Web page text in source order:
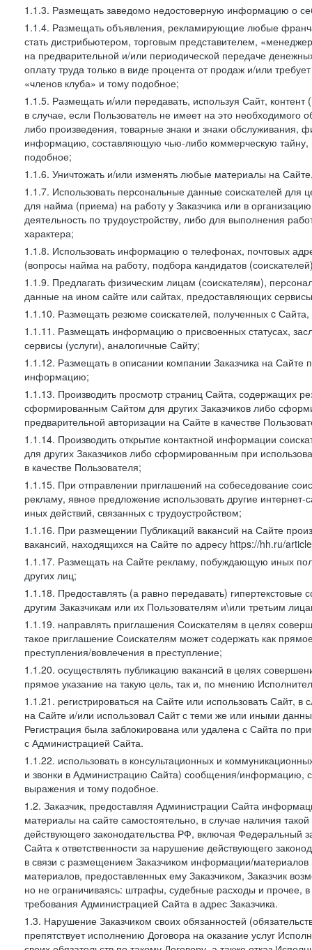
1.1.3. Размещать заведомо недостоверную информацию о
1.1.4. Размещать объявления, рекламирующие любые
стать дистрибьютером, торговым представителем,
на предварительной и/или периодической передаче
оплату труда только в виде процента от продаж и/или
«членов клуба» и тому подобное;
1.1.5. Размещать и/или передавать, используя Сайт,
в случае, если Пользователь не имеет на это
либо произведения, товарные знаки и знаки
информацию, составляющую чью-либо коммерческую тайну,
подобное;
1.1.6. Уничтожать и/или изменять любые материалы на
1.1.7. Использовать персональные данные соискателей для
для найма (приема) на работу у Заказчика или в
деятельность по трудоустройству, либо для выполнения
характера;
1.1.8. Использовать информацию о телефонах, почтовых
(вопросы найма на работу, подбора кандидатов
1.1.9. Предлагать физическим лицам (соискателям),
данные на ином сайте или сайтах, предоставляющих
1.1.10. Размещать резюме соискателей, полученных c
1.1.11. Размещать информацию о присвоенных статусах,
сервисы (услуги), аналогичные Сайту;
1.1.12. Размещать в описании компании Заказчика на Сайте
информацию;
1.1.13. Производить просмотр страниц Сайта, содержащих
сформированным Сайтом для других Заказчиков либо
предварительной авторизации на Сайте в качестве
1.1.14. Производить открытие контактной информации
для других Заказчиков либо сформированным при
в качестве Пользователя;
1.1.15. При отправлении приглашений на собеседование
рекламу, явное предложение использовать другие
иных действий, связанных с трудоустройством;
1.1.16. При размещении Публикаций вакансий на Сайте
вакансий, находящихся на Сайте по адресу https://hh.ru/
1.1.17. Размещать на Сайте рекламу, побуждающую иных
других лиц;
1.1.18. Предоставлять (а равно передавать)
другим Заказчикам или их Пользователям и\или третьим
1.1.19. направлять приглашения Соискателям в целях
такое приглашение Соискателям может содержать как
преступления/вовлечения в преступление;
1.1.20. осуществлять публикацию вакансий в целях
прямое указание на такую цель, так и, по мнению
1.1.21. регистрироваться на Сайте или использовать Сайт,
на Сайте и/или использовал Сайт с теми же или иными
Регистрация была заблокирована или удалена с Сайта по
с Администрацией Сайта.
1.1.22. использовать в консультационных и
и звонки в Администрацию Сайта) сообщения/информацию,
выражения и тому подобное.
1.2. Заказчик, предоставляя Администрации Сайта
материалы на сайте самостоятельно, в случае наличия
действующего законодательства РФ, включая
Сайта к ответственности за нарушение действующего
в связи с размещением Заказчиком информации/
материалов, предоставленных ему Заказчиком, Заказчик
но не ограничиваясь: штрафы, судебные расходы и прочее,
требования Администрацией Сайта в адрес Заказчика.
1.3. Нарушение Заказчиком своих обязанностей
препятствует исполнению Договора на оказание услуг